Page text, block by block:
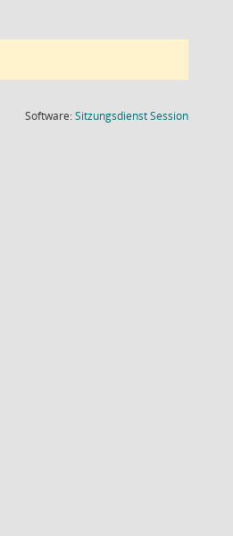
Software:SitzungsdienstSession(Wird in